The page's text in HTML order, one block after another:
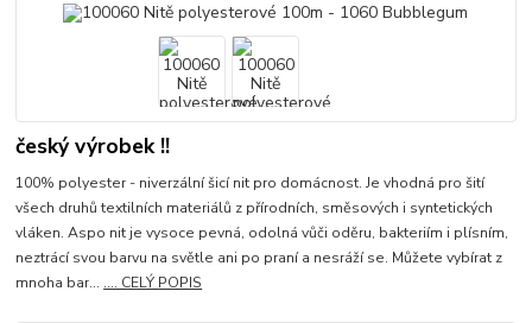
český výrobek !!
100% polyester - niverzální šicí nit pro domácnost. Je vhodná pro šití
všech druhů textilních materiálů z přírodních, směsových i syntetických
vláken. Aspo nit je vysoce pevná, odolná vůči oděru, bakteriím i plísním,
neztrácí svou barvu na světle ani po praní a nesráží se. Můžete vybírat z
mnoha bar... .... CELÝ POPIS